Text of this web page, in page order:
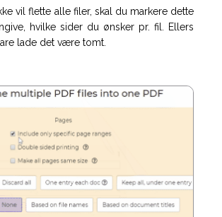
vil flette alle filer, skal du markere dette
hvilke sider du ønsker pr. fil. Ellers
lade det være tomt.